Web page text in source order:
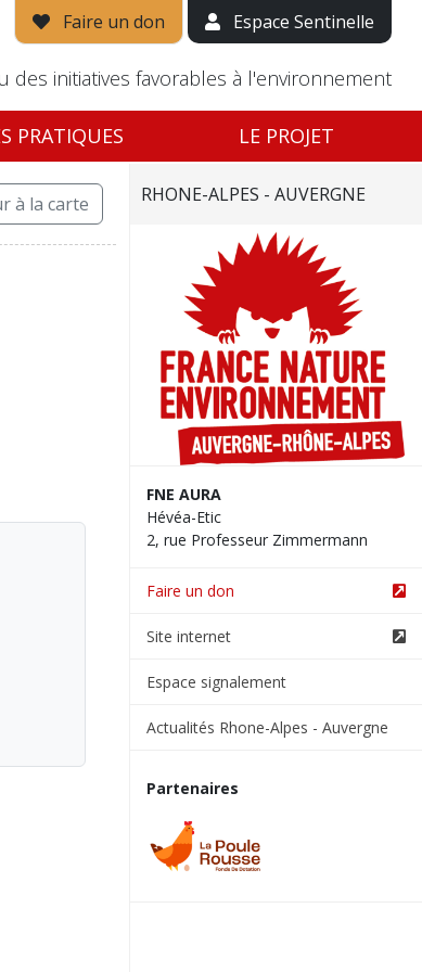
Faire un don Espace Sentinelle
des initiatives favorables à l'environnement
PRATIQUES LE PROJET
à la carte RHONE-ALPES - AUVERGNE
FNE AURA
Hévéa-Etic
2, rue Professeur Zimmermann
Faire un don
Site internet
Espace signalement
Actualités Rhone-Alpes - Auvergne
Partenaires